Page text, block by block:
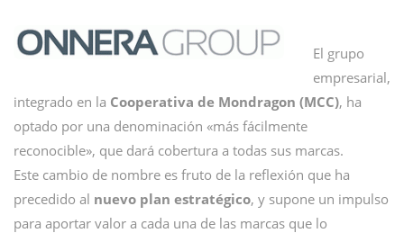
El grupo
empresarial,
integrado en la Cooperativa de Mondragon (MCC), ha
optado por una denominación «más fácilmente
reconocible», que dará cobertura a todas sus marcas.
Este cambio de nombre es fruto de la reflexión que ha
precedido al nuevo plan estratégico, y supone un impulso
para aportar valor a cada una de las marcas que lo